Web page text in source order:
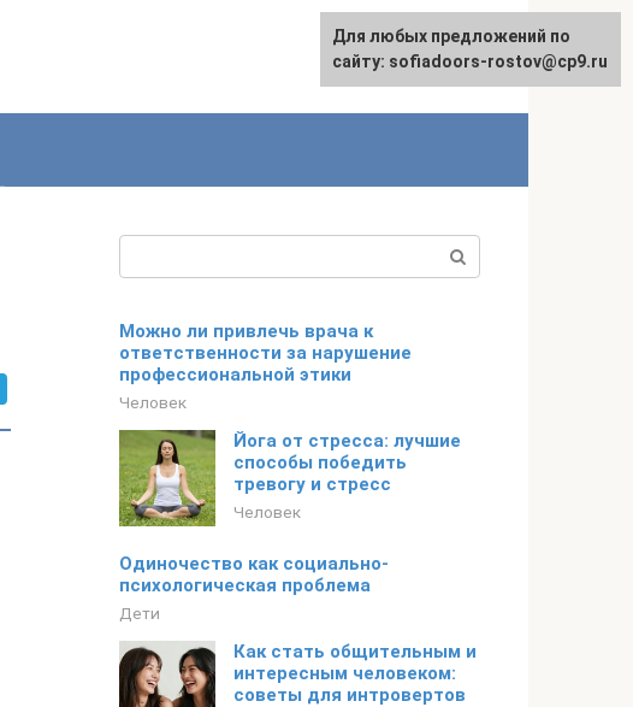
Можно ли привлечь врача к
ответственности за нарушение
профессиональной этики
Человек
Йога от стресса: лучшие
способы победить
тревогу и стресс
Человек
Одиночество как социально-
психологическая проблема
Дети
Как стать общительным и
интересным человеком:
советы для интровертов
Для любых предложений по
сайту: sofiadoors-rostov@cp9.ru